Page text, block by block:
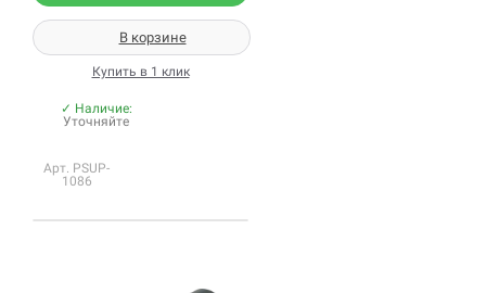
В корзине
Купить в 1 клик
✓ Наличие:
Уточняйте
Арт. PSUP-
1086